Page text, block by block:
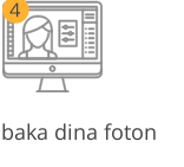
dina foton